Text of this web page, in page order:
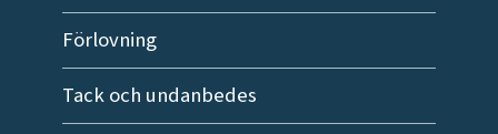
Förlovning
Tack och undanbedes